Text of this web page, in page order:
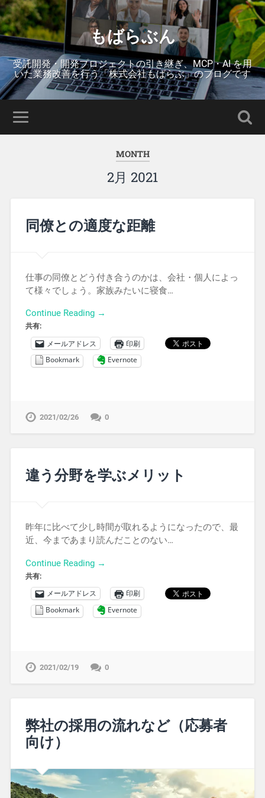
もばらぶん
受託開発・開発プロジェクトの引き継ぎ、MCP・AI を用
いた業務改善を行う「株式会社もばらぶ」のブログです
MONTH
2月 2021
同僚との適度な距離
仕事の同僚とどう付き合うのかは、会社・個人によっ
て様々でしょう。家族みたいに寝食…
Continue Reading →
共有:
メールアドレス
印刷
Bookmark
Evernote
2021/02/26 0
違う分野を学ぶメリット
昨年に比べて少し時間が取れるようになったので、最
近、今まであまり読んだことのない…
Continue Reading →
共有:
メールアドレス
印刷
Bookmark
Evernote
2021/02/19 0
弊社の採用の流れなど（応募者
向け）